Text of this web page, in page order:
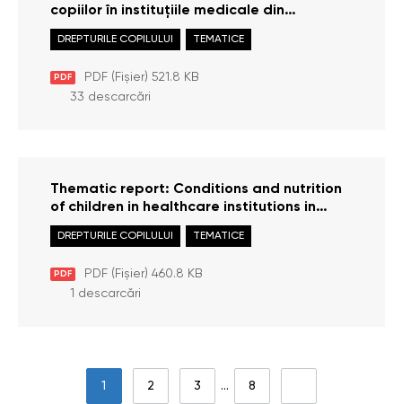
copiilor în instituțiile medicale din
municipiul Chișinău
PDF PDF (Fișier) 521.8 KB
DREPTURILE COPILULUI TEMATICE
33 descarcări
Thematic report: Conditions and nutrition
of children in healthcare institutions in
Chisinau Municipality
PDF PDF (Fișier) 460.8 KB
DREPTURILE COPILULUI TEMATICE
1 descarcări
1 2 3 … 8